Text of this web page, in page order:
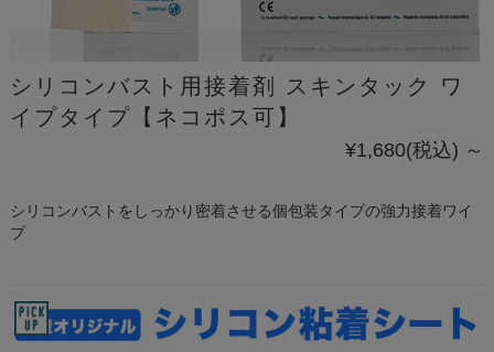
シリコンバスト用接着剤 スキンタック ワ
イプタイプ【ネコポス可】
¥1,680(税込) ～
シリコンバストをしっかり密着させる個包装タイプの強力接着ワイ
プ